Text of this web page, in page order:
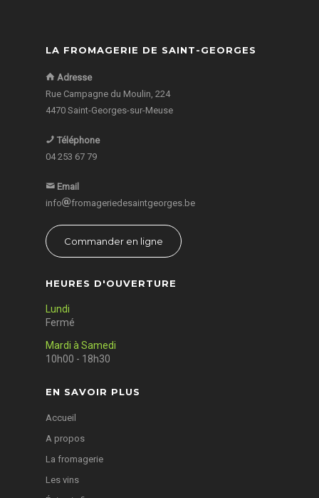
LA FROMAGERIE DE SAINT-GEORGES
Adresse
Rue Campagne du Moulin, 224
4470 Saint-Georges-sur-Meuse
Téléphone
04 253 67 79
Email
info
fromageriedesaintgeorges.be
Commander en ligne
HEURES D'OUVERTURE
Lundi
Fermé
Mardi à Samedi
10h00 - 18h30
EN SAVOIR PLUS
Accueil
A propos
La fromagerie
Les vins